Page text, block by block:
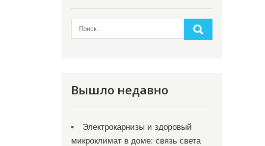
Вышло недавно
Электрокарнизы и здоровый
микроклимат в доме: связь света